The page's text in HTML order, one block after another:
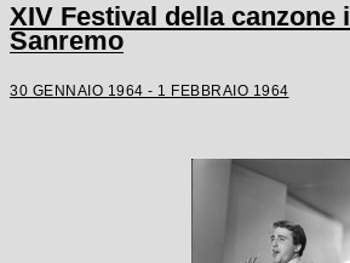
XIV Festival della canzone
Sanremo
30 GENNAIO 1964 - 1 FEBBRAIO 1964